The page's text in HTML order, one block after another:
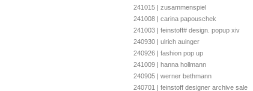
241015 | zusammenspiel
241008 | carina papouschek
241003 | feinstoff# design. popup xiv
240930 | ulrich auinger
240926 | fashion pop up
241009 | hanna hollmann
240905 | werner bethmann
240701 | feinstoff designer archive sale